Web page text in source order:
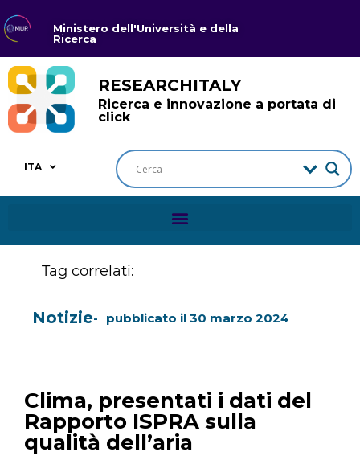
Ministero dell'Università e della
Ricerca
RESEARCHITALY
Ricerca e innovazione a portata di
click
ITA
Tag correlati:
Notizie pubblicato il 30 marzo 2024
Clima, presentati i dati del
Rapporto ISPRA sulla
qualità dell’aria